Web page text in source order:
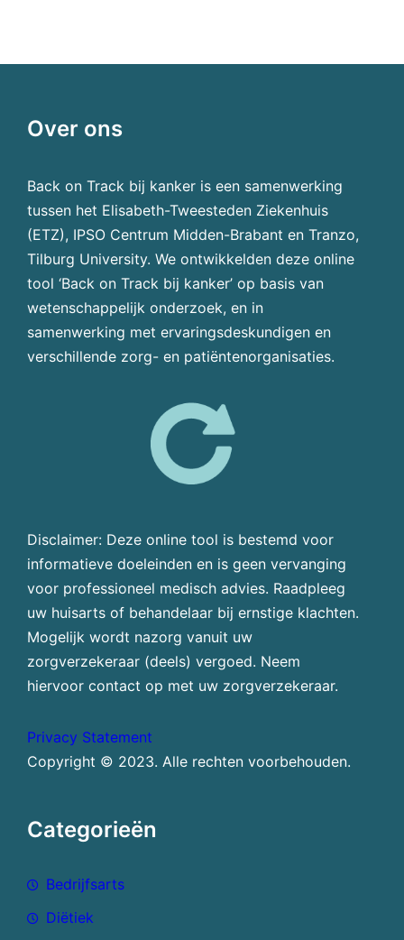
Over ons
Back on Track bij kanker is een samenwerking
tussen het Elisabeth-Tweesteden Ziekenhuis
(ETZ), IPSO Centrum Midden-Brabant en Tranzo,
Tilburg University. We ontwikkelden deze online
tool ‘Back on Track bij kanker’ op basis van
wetenschappelijk onderzoek, en in
samenwerking met ervaringsdeskundigen en
verschillende zorg- en patiëntenorganisaties.
Disclaimer: Deze online tool is bestemd voor
informatieve doeleinden en is geen vervanging
voor professioneel medisch advies. Raadpleeg
uw huisarts of behandelaar bij ernstige klachten.
Mogelijk wordt nazorg vanuit uw
zorgverzekeraar (deels) vergoed. Neem
hiervoor contact op met uw zorgverzekeraar.
Privacy Statement
Copyright © 2023. Alle rechten voorbehouden.
Categorieën
Bedrijfsarts
Diëtiek